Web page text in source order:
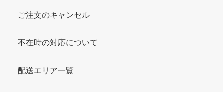
ご注文のキャンセル
不在時の対応について
配送エリア一覧